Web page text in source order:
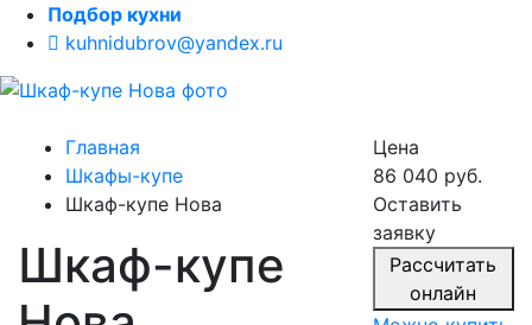
Подбор кухни
kuhnidubrov@yandex.ru
Главная
Шкафы-купе
Шкаф-купе Нова
Шкаф-купе
Цена
86 040 руб.
Оставить
заявку
Расcчитать
онлайн